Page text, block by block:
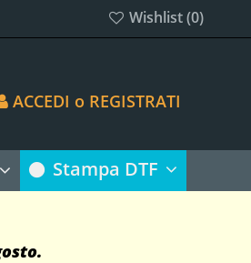
Wishlist (0)
ACCEDI o REGISTRATI
Stampa DTF